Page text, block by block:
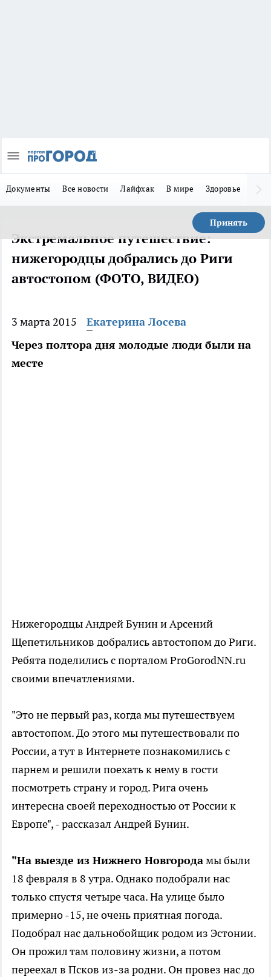
Документы Все новости Лайфхак В мире Здоровье
Принять
Экстремальное путешествие:
нижегородцы добрались до Риги
автостопом (ФОТО, ВИДЕО)
3 марта 2015
Екатерина Лосева
Через полтора дня молодые люди были на
месте
Нижегородцы Андрей Бунин и Арсений
Щепетильников добрались автостопом до Риги.
Ребята поделились с порталом ProGorodNN.ru
своими впечатлениями.
"Это не первый раз, когда мы путешествуем
автостопом. До этого мы путешествовали по
России, а тут в Интернете познакомились с
парнем и решили поехать к нему в гости
посмотреть страну и город. Рига очень
интересна своей переходностью от России к
Европе", - рассказал Андрей Бунин.
"На выезде из Нижнего Новгородамы были
18 февраля в 8 утра. Однако подобрали нас
только спустя четыре часа. На улице было
примерно -15, не очень приятная погода.
Подобрал нас дальнобойщик родом из Эстонии.
Он прожил там половину жизни, а потом
переехал в Псков из-за родни. Он провез нас до